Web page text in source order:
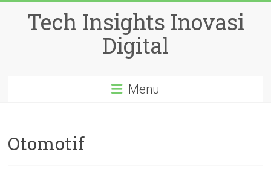
contentTech Insights Inovasi
Digital
Menu
Otomotif